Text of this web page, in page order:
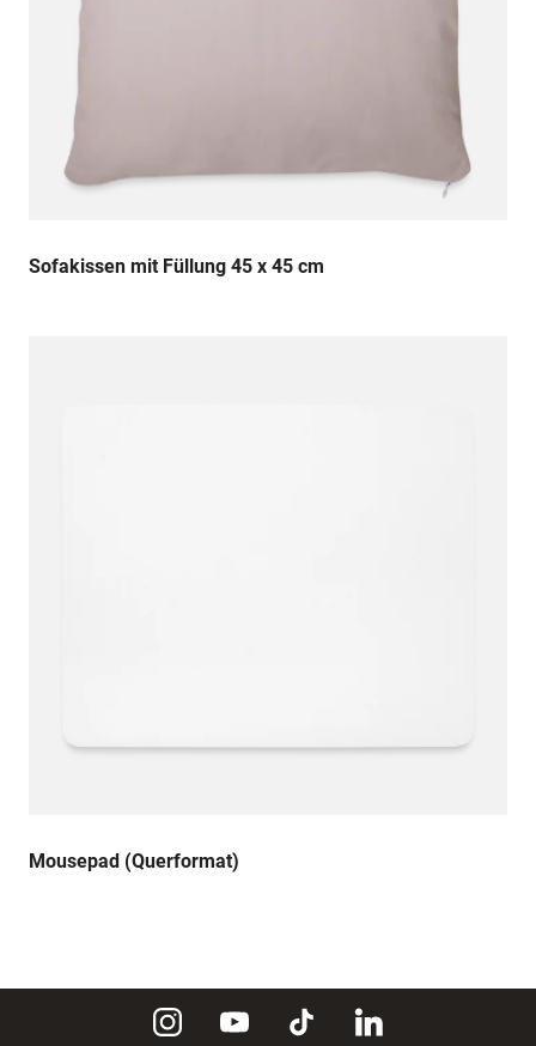
Sofakissen mit Füllung 45 x 45 cm
Mousepad (Querformat)